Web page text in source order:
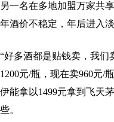
另一名在多地加盟万家共
年酒价不稳定，年后进入
“好多酒都是贴钱卖，我们
1200元/瓶，现在卖960元/
伊能拿以1499元拿到飞天
些。